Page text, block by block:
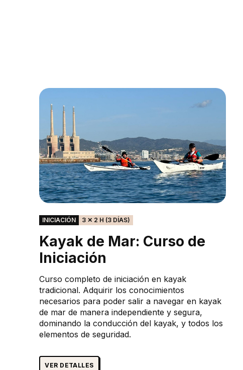
INICIACIÓN 3 ✕ 2 H (3 DÍAS)
Kayak de Mar: Curso de
Iniciación
Curso completo de iniciación en kayak
tradicional. Adquirir los conocimientos
necesarios para poder salir a navegar en kayak
de mar de manera independiente y segura,
dominando la conducción del kayak, y todos los
elementos de seguridad.
VER DETALLES